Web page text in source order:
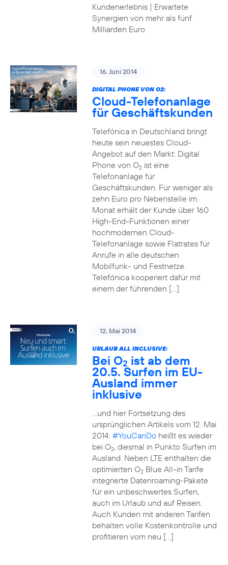
Kundenerlebnis | Erwartete
Synergien von mehr als fünf
Milliarden Euro
16. Juni 2014
DIGITAL PHONE VON O2:
Cloud-Telefonanlage
für Geschäftskunden
Telefónica in Deutschland bringt
heute sein neuestes Cloud-
Angebot auf den Markt: Digital
Phone von O2ist eine
Telefonanlage für
Geschäftskunden. Für weniger als
zehn Euro pro Nebenstelle im
Monat erhält der Kunde über 160
High-End-Funktionen einer
hochmodernen Cloud-
Telefonanlage sowie Flatrates für
Anrufe in alle deutschen
Mobilfunk- und Festnetze.
Telefónica kooperiert dafür mit
einem der führenden […]
12. Mai 2014
URLAUB ALL INCLUSIVE:
Bei O2 ist ab dem
20.5. Surfen im EU-
Ausland immer
inklusive
…und hier Fortsetzung des
ursprünglichen Artikels vom 12. Mai
2014: #YouCanDoheißt es wieder
bei O2, diesmal in Punkto Surfen im
Ausland. Neben LTE enthalten die
optimierten O2Blue All-in Tarife
integrierte Datenroaming-Pakete
für ein unbeschwertes Surfen,
auch im Urlaub und auf Reisen.
Auch Kunden mit anderen Tarifen
behalten volle Kostenkontrolle und
profitieren vom neu […]